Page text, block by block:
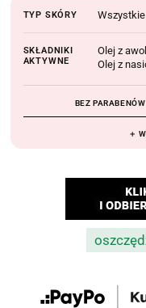
truskawek, doskonale
nadając im lśniące
TYP SKÓRY
SKŁADNIKI
AKTYWNE
Olej z
Olej z
BEZ
＋